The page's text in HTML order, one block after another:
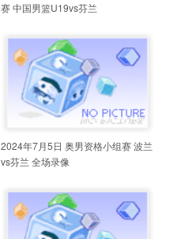
赛 中国男篮U19vs芬兰
2024年7月5日 奥男资格小组赛 波兰
vs芬兰 全场录像